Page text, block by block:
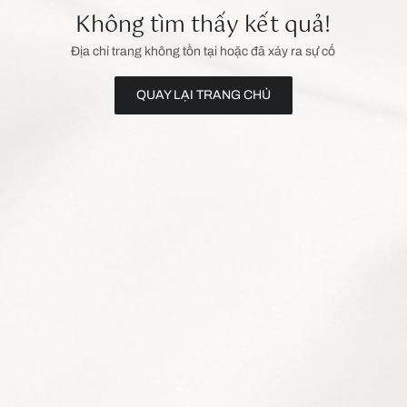
Không tìm thấy kết quả!
Địa chỉ trang không tồn tại hoặc đã xảy ra sự cố
QUAY LẠI TRANG CHỦ